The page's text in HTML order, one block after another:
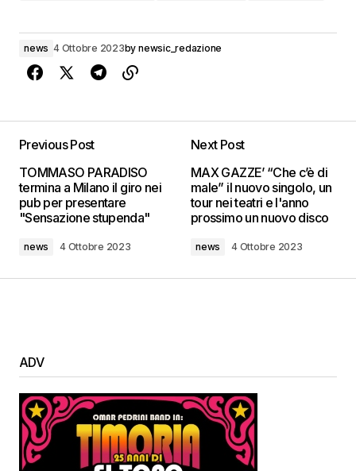
news 4 Ottobre 2023by newsic_redazione
Previous Post
TOMMASO PARADISO
termina a Milano il giro nei
pub per presentare
"Sensazione stupenda"
news 4 Ottobre 2023
Next Post
MAX GAZZE’ “Che c’è di
male” il nuovo singolo, un
tour nei teatri e l'anno
prossimo un nuovo disco
news 4 Ottobre 2023
ADV